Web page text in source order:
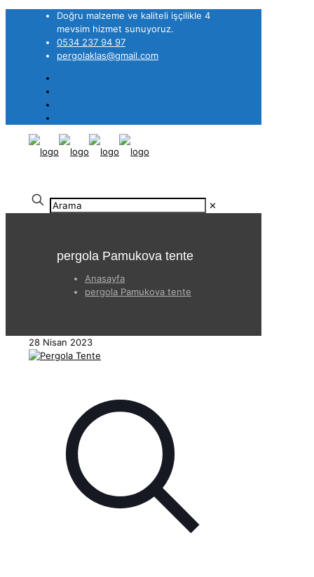
Doğru malzeme ve kaliteli işçilikle 4
mevsim hizmet sunuyoruz.
0534 237 94 97
pergolaklas@gmail.com
✕
pergola Pamukova tente
Anasayfa
pergola Pamukova tente
28 Nisan 2023